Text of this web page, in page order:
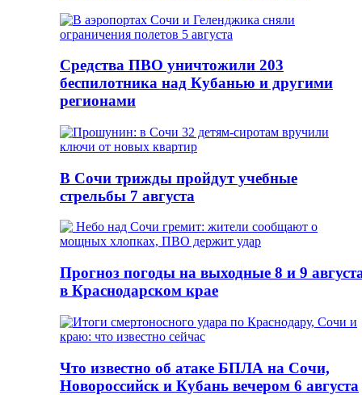
Средства ПВО уничтожили 203
беспилотника над Кубанью и другими
регионами
В Сочи трижды пройдут учебные
стрельбы 7 августа
Прогноз погоды на выходные 8 и 9
в Краснодарском крае
Что известно об атаке БПЛА на Сочи,
Новороссийск и Кубань вечером 6 августа